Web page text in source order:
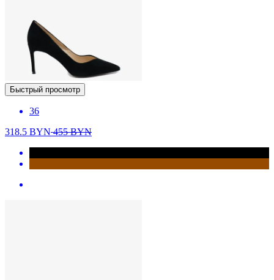
Быстрый просмотр
36
318.5 BYN455BYN